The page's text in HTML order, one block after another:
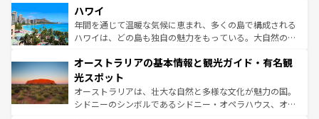
着のスイス情報は
のような巨大都市は、観光、ショッピング、エンターテイ
ンメントが詰まった刺激的なスポットだ。一方、アメリカ
西部には大自然が広がり、グランドキャニオンやイエロー
部のニューオーリンズでは、音楽と美食が融合した独特の
文化が魅力。旅行者はアメリカの各地域で異なる魅力を楽
しみながら、その多様性と豊かな歴史を感じることができ
るだろう。車でのロードトリップや列車の旅も、アメリカ
ハワイ
年間を通じて温暖な気候に恵まれ、多くの島で構成される
ハワイは、どの島も独自の魅力をもっている。大自然の神
ワイ島は見逃せない。また、定番の観光地といえばオアフ
島だが、静かな自然を求めるならマウイ島やカウアイ島が
おすすめ。エメラルドグリーンに輝く海をはじめ、豊かな
文化や歴史が息づいている。「アロハスピリット」と呼ば
オーストラリアの基本情報と観光ガイド・有名観
光スポット
オーストラリアは、壮大な自然と多様な文化が魅力の国。
シドニーのシンボルであるシドニー・オペラハウス、オー